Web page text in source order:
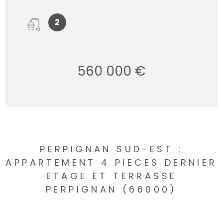
2
560 000 €
PERPIGNAN SUD-EST :
APPARTEMENT 4 PIECES DERNIER
ETAGE ET TERRASSE
PERPIGNAN (66000)